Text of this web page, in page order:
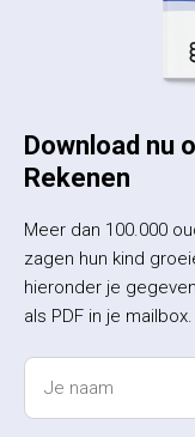
Download nu
Rekenen
Meer dan 100.000
zagen hun kind
hieronder je
als PDF in je mailbox.